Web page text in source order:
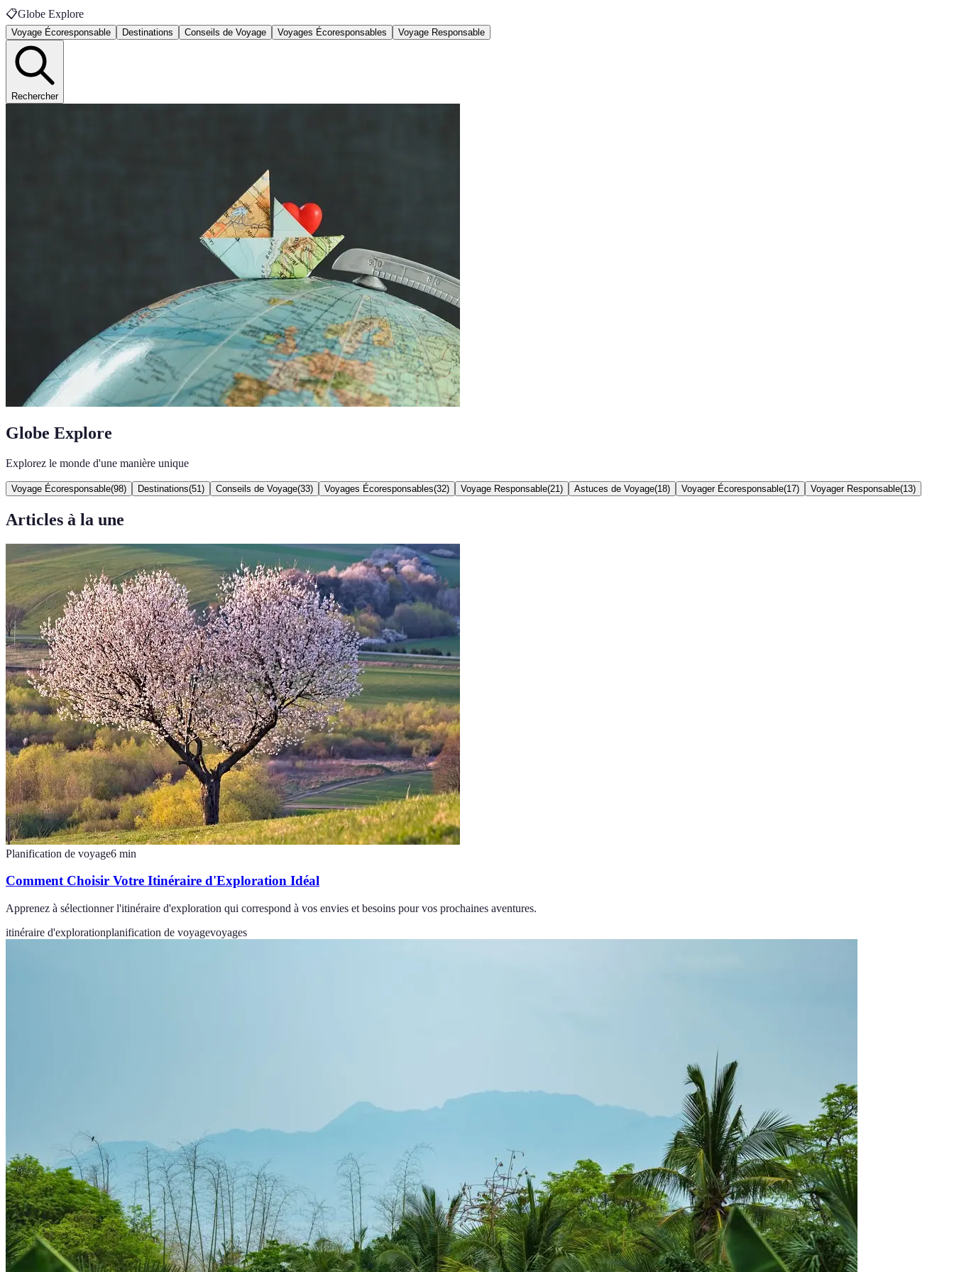
📋Globe Explore
Voyage Écoresponsable Destinations Conseils de Voyage Voyages Écoresponsables Voyage Responsable
Rechercher
Globe Explore
Explorez le monde d'une manière unique
Voyage Écoresponsable(98) Destinations(51 ) Conseils de Voyage(33) Voyages Écoresponsables(32) Voyage Responsable(21 ) Astuces de Voyage(18) Voyager Écoresponsable(17) Voyager Responsable(13)
Articles à la une
Planification de voyage6 min
Comment Choisir Votre Itinéraire d'Exploration Idéal
Apprenez à sélectionner l'itinéraire d'exploration qui correspond à vos envies et besoins pour vos prochaines aventures.
itinéraire d'explorationplanification de voyagevoyages